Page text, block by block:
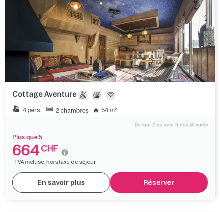
Cottage Aventure
4 pers. 2 chambres 54 m²
Plus que 5
Du lun. 2 au ven. 6 nov (4 nuits)
664 CHF
TVA incluse, hors taxe de séjour.
En savoir plus Réserver